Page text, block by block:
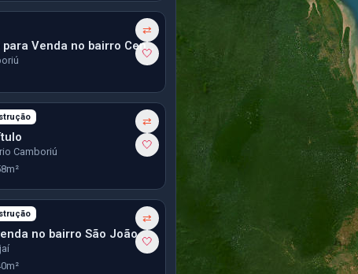
⇄
🤍
Apartamento para Venda no bairro Centro em Camboriú
⇄
🤍
Camboriú
⇄
🤍
Studio para venda no bairro São João em Itajaí